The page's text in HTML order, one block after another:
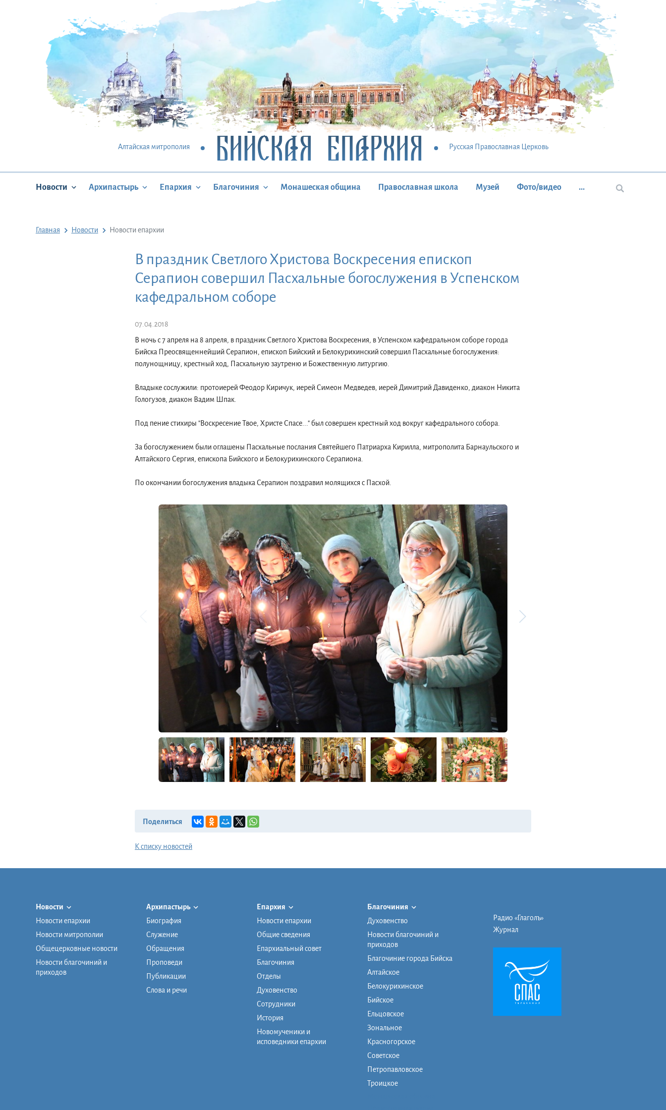
Алтайская митрополия БИЙСКАЯ ЕПАРХИЯ Русская Православная Церковь
Новости Архипастырь Епархия Благочиния Монашеская община Православная школа Музей Фото/видео ...
Главная Новости Новости епархии
В праздник Светлого Христова Воскресения епископ
Серапион совершил Пасхальные богослужения в Успенском
кафедральном соборе
07.04.2018
В ночь с 7 апреля на 8 апреля, в праздник Светлого Христова Воскресения, в Успенском кафедральном соборе города
Бийска Преосвященнейший Серапион, епископ Бийский и Белокурихинский совершил Пасхальные богослужения:
полунощницу, крестный ход, Пасхальную заутреню и Божественную литургию.
Владыке сослужили: протоиерей Феодор Киричук, иерей Симеон Медведев, иерей Димитрий Давиденко, диакон Никита
Гологузов, диакон Вадим Шпак.
Под пение стихиры "Воскресение Твое, Христе Спасе..." был совершен крестный ход вокруг кафедрального собора.
За богослужением были оглашены Пасхальные послания Святейшего Патриарха Кирилла, митрополита Барнаульского и
Алтайского Сергия, епископа Бийского и Белокурихинского Серапиона.
По окончании богослужения владыка Серапион поздравил молящихся с Пасхой.
Поделиться
К списку новостей
Новости
Новости епархии
Новости митрополии
Общецерковные новости
Новости благочиний и
приходов
Архипастырь
Биография
Служение
Обращения
Проповеди
Публикации
Слова и речи
Епархия
Новости епархии
Общие сведения
Епархиальный совет
Благочиния
Отделы
Духовенство
Сотрудники
История
Новомученики и
исповедники епархии
Благочиния
Духовенство
Новости благочиний и
приходов
Благочиние города Бийска
Алтайское
Белокурихинское
Бийское
Ельцовское
Зональное
Красногорское
Советское
Петропавловское
Троицкое
Радио «Глаголъ»
Журнал